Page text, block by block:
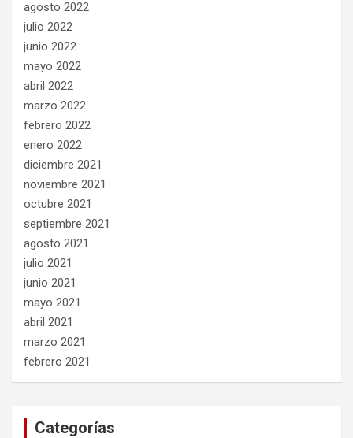
agosto 2022
julio 2022
junio 2022
mayo 2022
abril 2022
marzo 2022
febrero 2022
enero 2022
diciembre 2021
noviembre 2021
octubre 2021
septiembre 2021
agosto 2021
julio 2021
junio 2021
mayo 2021
abril 2021
marzo 2021
febrero 2021
Categorías